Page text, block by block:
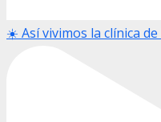
☀️ Así vivimos la clínica